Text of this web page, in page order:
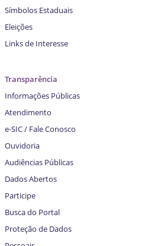
Símbolos Estaduais
Eleições
Links de Interesse
Transparência
Informações Públicas
Atendimento
e-SIC / Fale Conosco
Ouvidoria
Audiências Públicas
Dados Abertos
Participe
Busca do Portal
Proteção de Dados